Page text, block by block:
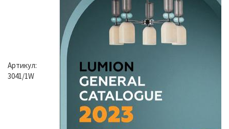
Артикул:
3041/1W